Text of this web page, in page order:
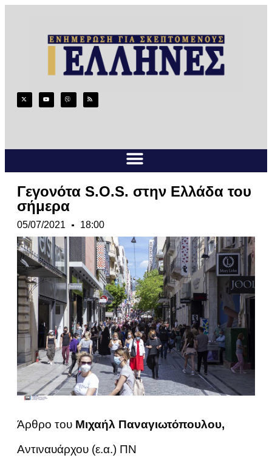
Γεγονότα S.O.S. στην Ελλάδα του
σήμερα
05/07/2021 18:00
Άρθρο του Μιχαήλ Παναγιωτόπουλου,
Αντιναυάρχου (ε.α.) ΠΝ